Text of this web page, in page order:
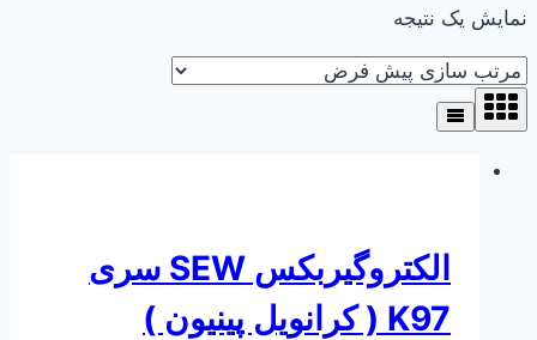
نمایش یک نتیجه
الکتروگیربکس SEW سری
K97 ( کرانویل پینیون )